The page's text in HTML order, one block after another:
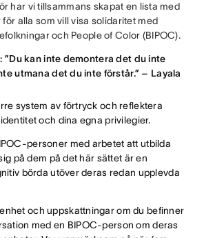
har vi tillsammans skapat en lista med
alla som vill visa solidaritet med
och People of Color (BIPOC).
”Du kan inte demontera det du inte
utmana det du inte förstår.” – Layala
system av förtryck och reflektera
och dina egna privilegier.
personer med arbetet att utbilda
på dem på det här sättet är en
börda utöver deras redan upplevda
och uppskattningar om du befinner
med en BIPOC-person om deras